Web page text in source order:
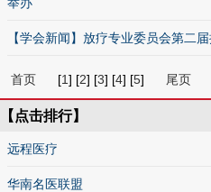
【学会新闻】放疗专业委员会第二
首页 [1] [2] [3] [4] [5] 尾页
【点击排行】
远程医疗
华南名医联盟